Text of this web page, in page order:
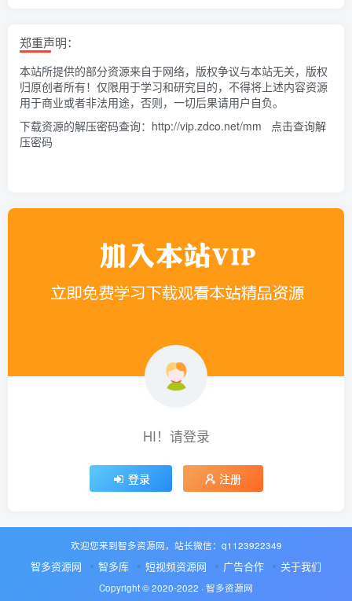
郑重声明：
本站所提供的部分资源来自于网络，版权争议与本站无关，版权
归原创者所有！仅限用于学习和研究目的，不得将上述内容资源
用于商业或者非法用途，否则，一切后果请用户自负。
下载资源的解压密码查询： http://vip.zdco.net/mm
点击查询解
压密码
HI！请登录
登录 注册
欢迎您来到智多资源网，站长微信：q1123922349
智多资源网 智多库 短视频资源网 广告合作 关于我们
Copyright © 2020-2022 · 智多资源网